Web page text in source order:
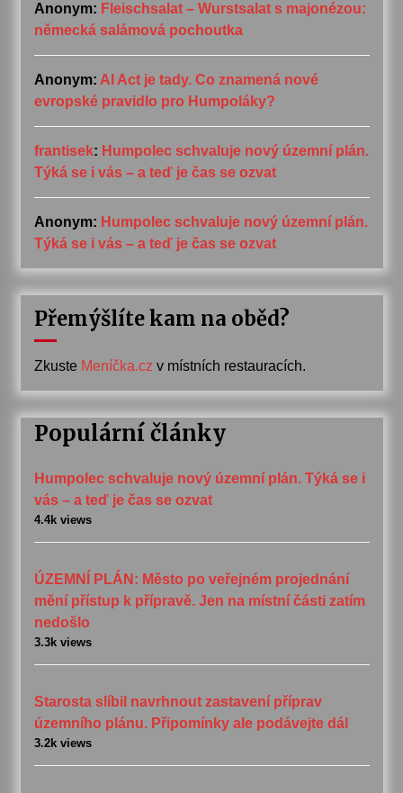
Anonym: Fleischsalat – Wurstsalat s majonézou:
německá salámová pochoutka
Anonym: AI Act je tady. Co znamená nové
evropské pravidlo pro Humpoláky?
frantisek: Humpolec schvaluje nový územní plán.
Týká se i vás – a teď je čas se ozvat
Anonym: Humpolec schvaluje nový územní plán.
Týká se i vás – a teď je čas se ozvat
Přemýšlíte kam na oběd?
Zkuste Meníčka.cz v místních restauracích.
Populární články
Humpolec schvaluje nový územní plán. Týká se i
vás – a teď je čas se ozvat
4.4k views
ÚZEMNÍ PLÁN: Město po veřejném projednání
mění přístup k přípravě. Jen na místní části zatím
nedošlo
3.3k views
Starosta slíbil navrhnout zastavení příprav
územního plánu. Připomínky ale podávejte dál
3.2k views